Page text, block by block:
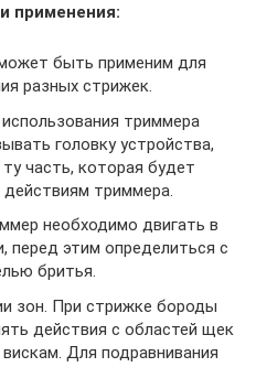
применения:
быть применим для
разных стрижек.
триммера
головку устройства,
часть, которая будет
триммера.
необходимо двигать в
перед этим определиться с
бритья.
зон. При стрижке бороды
действия с областей щек
Для подравнивания